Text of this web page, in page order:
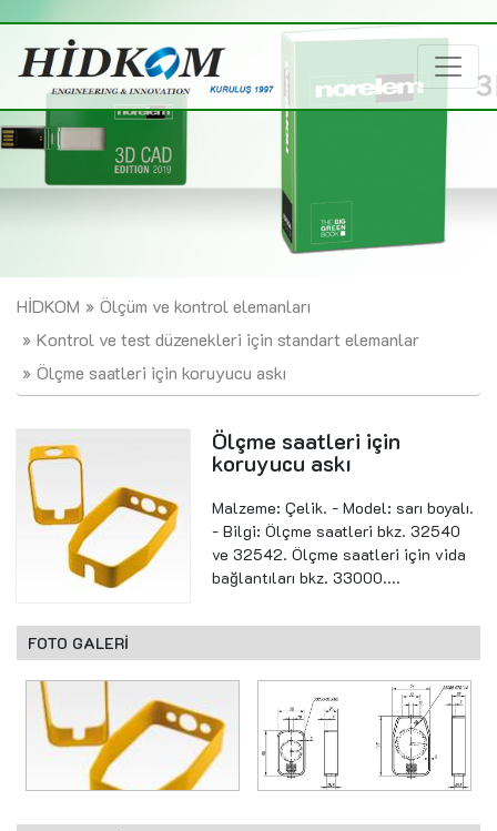
HİDKOM
Ölçüm ve kontrol elemanları
Kontrol ve test düzenekleri için standart elemanlar
Ölçme saatleri için koruyucu askı
Ölçme saatleri için
koruyucu askı
Malzeme: Çelik. - Model: sarı boyalı.
- Bilgi: Ölçme saatleri bkz. 32540
ve 32542. Ölçme saatleri için vida
bağlantıları bkz. 33000....
FOTO GALERİ